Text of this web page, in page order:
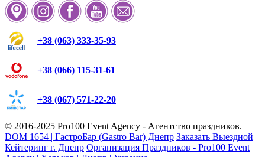
+38 (063) 333-35-93
+38 (066) 115-31-61
+38 (067) 571-22-20
© 2016-2025 Pro100 Event Agency - Агентство праздников.
DOM 1654 | ГастроБар (Gastro Bar) Днепр Заказать Выездной
Кейтеринг г. Днепр Организация Праздников - Pro100 Event